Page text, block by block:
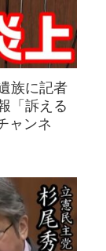
族に記者
「訴える
ャンネ